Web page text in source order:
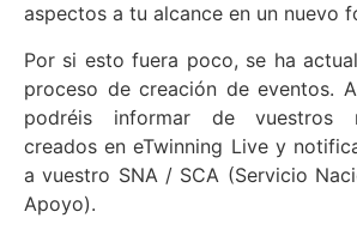
aspectos a tu alcance en un nuevo
Por si esto fuera poco, se ha
proceso de creación de eventos.
podréis informar de vuestros
creados en eTwinning Live y
a vuestro SNA / SCA (Servicio
Apoyo).